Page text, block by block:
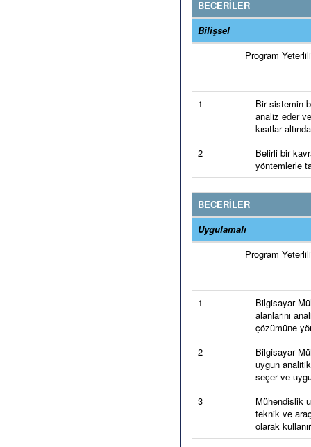
BECERİLER
Bilişsel
Program
1
Bir sistemin
analiz eder
kısıtlar
2
Belirli bir
yöntemlerle
BECERİLER
Uygulamalı
Program
1
Bilgisayar
alanlarını
çözümüne
2
Bilgisayar
uygun
seçer ve
3
Mühendislik
teknik ve
olarak